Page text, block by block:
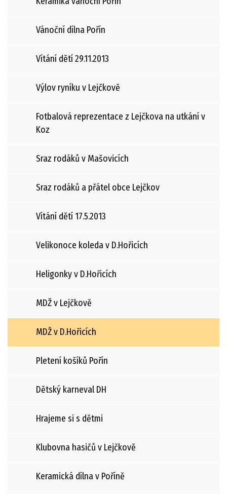
Vánoční dílna Pořín
Vítání dětí 29.11.2013
Výlov ryníku v Lejčkově
Fotbalová reprezentace z Lejčkova na utkání v
Koz
Sraz rodáků v Mašovicích
Sraz rodáků a přátel obce Lejčkov
Vítání dětí 17.5.2013
Velikonoce koleda v D.Hořicích
Heligonky v D.Hořicích
MDŽ v Lejčkově
MDŽ v D.Hořicích
Pletení košíků Pořín
Dětský karneval DH
Hrajeme si s dětmi
Klubovna hasičů v Lejčkově
Keramická dílna v Poříně